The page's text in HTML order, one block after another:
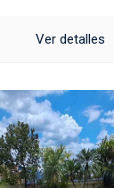
Ver detalles